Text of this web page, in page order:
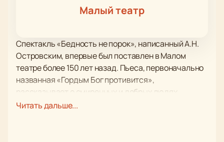
Малый театр
Спектакль «Бедность не порок», написанный А.Н.
Островским, впервые был поставлен в Малом
театре более 150 лет назад. Пьеса, первоначально
названная «Гордым Бог противится»,
рассказывает о смиренных и добрых людях,
живущих в русских традициях. Сюжет комедии
Читать дальше...